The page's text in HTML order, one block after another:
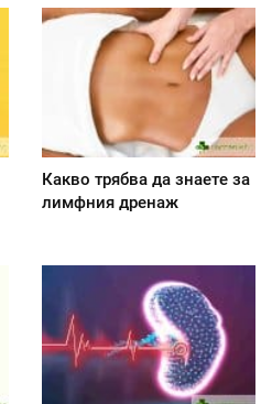
Какво трябва да знаете за
лимфния дренаж